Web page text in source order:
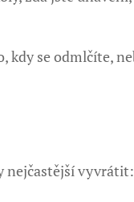
se odmlčíte,
nejčastější vyvrátit: